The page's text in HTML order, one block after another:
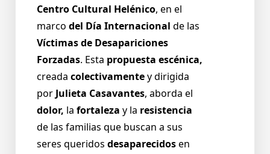
Centro Cultural Helénico, en el
marco del Día Internacional de las
Víctimas de Desapariciones
Forzadas. Esta propuesta escénica,
creada colectivamentey dirigida
porJulieta Casavantes, aborda el
dolor, la fortaleza y la resistencia
de las familias que buscan a sus
seres queridos desaparecidosen